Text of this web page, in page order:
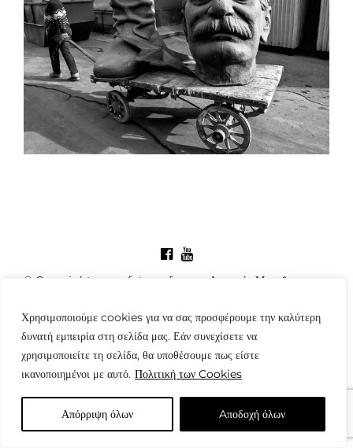
Χρησιμοποιούμε cookies για να σας προσφέρουμε την καλύτερη
δυνατή εμπειρία στη σελίδα μας. Εάν συνεχίσετε να
χρησιμοποιείτε τη σελίδα, θα υποθέσουμε πως είστε
ικανοποιημένοι με αυτό. Πολιτική των Cookies
Απόρριψη όλων Aποδοχή όλων
© Copyright: www.fotografes.gr - Δαμιανός Μωραΐτης